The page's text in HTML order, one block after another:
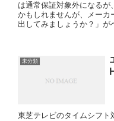
は通常保証対象外になる
かもしれませんが、メーカ
出してみましょうか？」が
未分類
東芝テレビのタイムシフト